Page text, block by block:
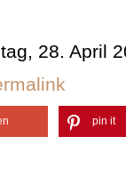
28. April
pin it